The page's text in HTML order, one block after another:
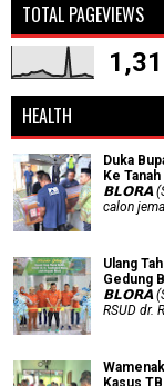
TOTAL PAGEVIEWS
HEALTH
Duka
Ke
𝗕𝗟𝗢𝗥𝗔
calon
Ulang
Gedung
𝗕𝗟𝗢𝗥𝗔
RSUD dr.
Kasus